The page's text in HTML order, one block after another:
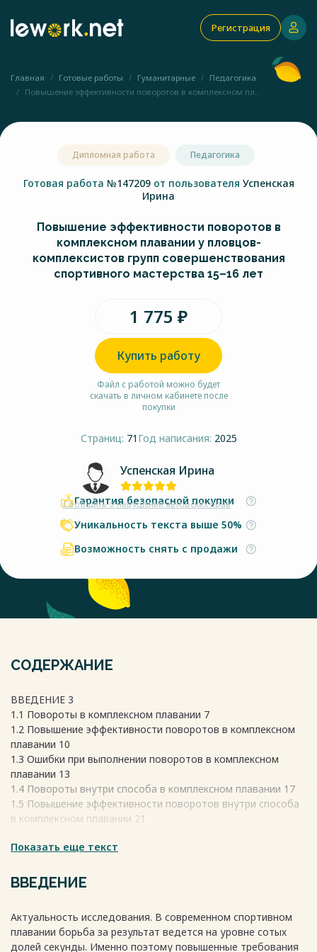
Регистрация
Главная Готовые работы Гуманитарные
Педагогика
Повышение эффективности поворотов в комплексном пл...
Дипломная работа Педагогика
Готовая работа №147209 от пользователя Успенская
Ирина
Повышение эффективности поворотов в
комплексном плавании у пловцов-
комплексистов групп совершенствования
спортивного мастерства 15–16 лет
1 775 ₽
Купить работу
Файл с работой можно будет
скачать в личном кабинете после
покупки
Страниц: 71 Год написания: 2025
Успенская Ирина
Сообщить о нарушении авторских прав
Гарантия безопасной покупки
Уникальность текста выше 50%
Возможность снять с продажи
СОДЕРЖАНИЕ
ВВЕДЕНИЕ 3
1.1 Повороты в комплексном плавании 7
1.2 Повышение эффективности поворотов в комплексном
плавании 10
1.3 Ошибки при выполнении поворотов в комплексном
плавании 13
1.4 Повороты внутри способа в комплексном плавании 17
1.5 Повышение эффективности поворотов внутри способа
в комплексном плавании 21
способа в комплексном плавании 24
1.2 Методы исследования 28
2.1.1 Теоретический анализ и обобщение научной и
2.1.2 Опрос (анкетирование) 29
2.1.3 Педагогический эксперимент 30
Показать еще текст
ВВЕДЕНИЕ
Актуальность исследования. В современном спортивном
плавании борьба за результат ведется на уровне сотых
долей секунды. Именно поэтому повышенные требования